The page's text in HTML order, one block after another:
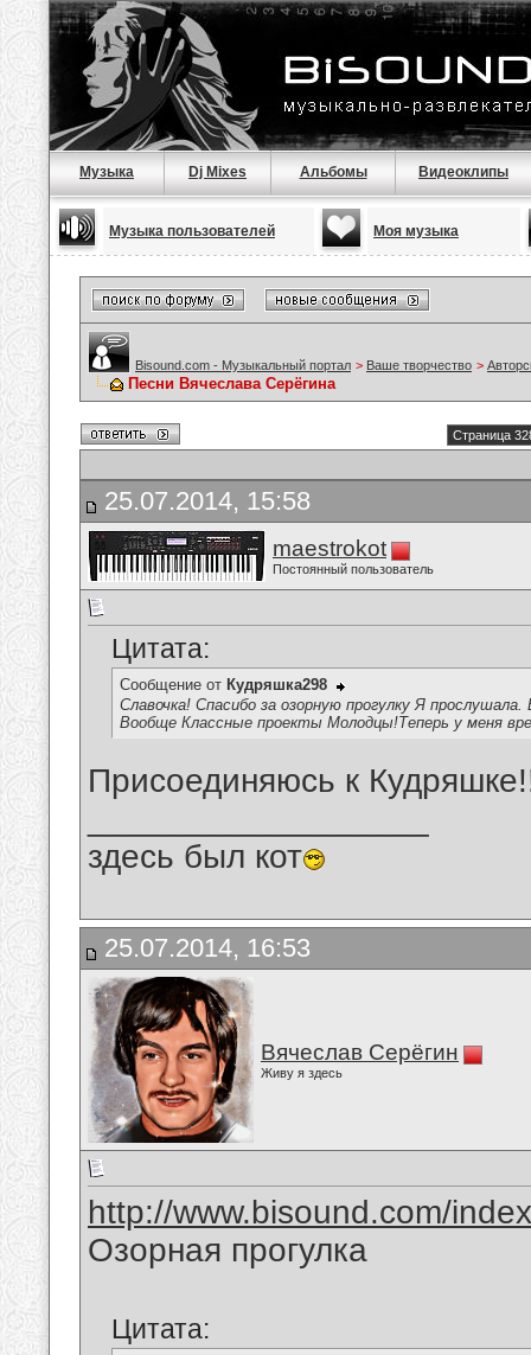
Музыка Dj Mixes Альбомы Видеоклипы
Музыка пользователей Моя музыка
Bisound.com - Музыкальный портал > Ваше творчество >
Песни Вячеслава Серёгина
Страница
25.07.2014, 15:58
maestrokot
Постоянный пользователь
Цитата:
Сообщение от Кудряшка298
Славочка! Спасибо за озорную прогулку Я
Вообще Классные проекты Молодцы!Теперь у меня
Присоединяюсь к
здесь был кот
25.07.2014, 16:53
Вячеслав Серёгин
Живу я здесь
http://www.bisound.com/
Озорная прогулка
Цитата: